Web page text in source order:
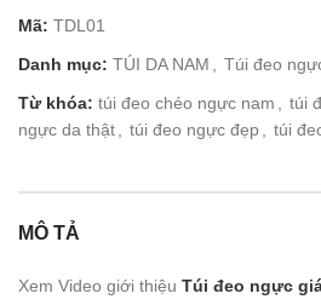
Mã: TDL01
Danh mục: TÚI DA NAM Túi đeo
Từ khóa: túi đeo chéo ngực nam túi
ngực da thật
túi đeo ngực đẹp túi
MÔ TẢ
Xem Video giới thiệu Túi đeo ngực